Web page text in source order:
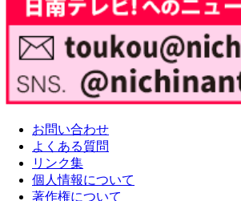
お問い合わせ
よくある質問
リンク集
個人情報について
著作権について